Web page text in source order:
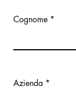
Cognome
Azienda